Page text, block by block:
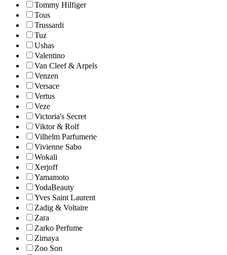
Tommy Hilfiger
Tous
Trussardi
Tuz
Ushas
Valentino
Van Cleef & Arpels
Venzen
Versace
Vertus
Veze
Victoria's Secret
Viktor & Rolf
Vilhelm Parfumerie
Vivienne Sabo
Wokali
Xerjoff
Yamamoto
YodaBeauty
Yves Saint Laurent
Zadig & Voltaire
Zara
Zarko Perfume
Zimaya
Zoo Son